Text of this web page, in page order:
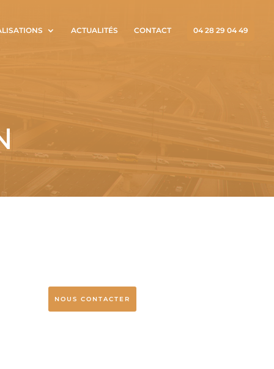
ACTUALITÉS CONTACT 04 28 29 04 49
NOUS CONTACTER